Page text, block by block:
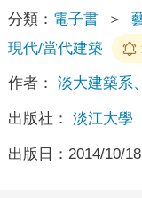
分類： 電子書 ＞
現代/當代建築
作者： 淡大建築系
出版社： 淡江大學
出版日： 2014/10/18